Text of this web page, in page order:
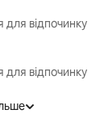
відпочинку
відпочинку